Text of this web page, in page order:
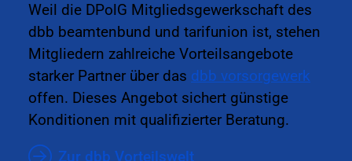
Weil die DPolG Mitgliedsgewerkschaft des
dbb beamtenbund und tarifunion ist, stehen
Mitgliedern zahlreiche Vorteilsangebote
starker Partner über das dbb vorsorgewerk
offen. Dieses Angebot sichert günstige
Konditionen mit qualifizierter Beratung.
Zur dbb Vorteilswelt